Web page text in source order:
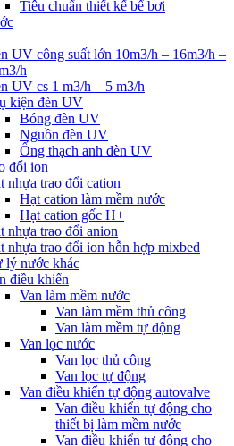
Tiêu chuẩn thiết kế bể bơi
UV công suất lớn 10m3/h – 16m3/h –
h
UV cs 1 m3/h – 5 m3/h
kiện đèn UV
Bóng đèn UV
Nguồn đèn UV
Ống thạch anh đèn UV
đổi ion
nhựa trao đổi cation
Hạt cation làm mềm nước
Hạt cation gốc H+
nhựa trao đổi anion
nhựa trao đổi ion hỗn hợp mixbed
lý nước khác
điều khiển
Van làm mềm nước
Van làm mềm thủ công
Van làm mềm tự động
Van lọc nước
Van lọc thủ công
Van lọc tự động
Van điều khiển tự động autovalve
Van điều khiển tự động cho
thiết bị làm mềm nước
Van điều khiển tự động cho